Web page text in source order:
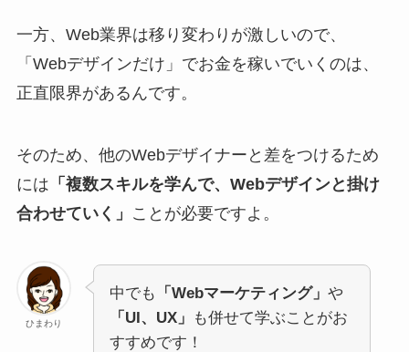
一方、Web業界は移り変わりが激しいので、
「Webデザインだけ」でお金を稼いでいくのは、
正直限界があるんです。
そのため、他のWebデザイナーと差をつけるため
には 「複数スキルを学んで、Webデザインと掛け
合わせていく」 ことが必要ですよ。
ひまわり
中でも 「Webマーケティング」 や
「UI、UX」
も併せて学ぶことがお
すすめです！